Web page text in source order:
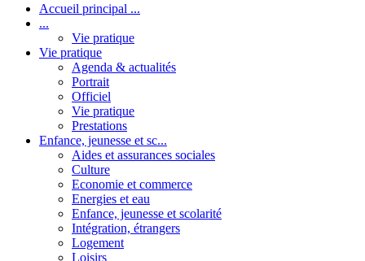
Accueil principal ...
...
Vie pratique
Vie pratique
Agenda & actualités
Portrait
Officiel
Vie pratique
Prestations
Enfance, jeunesse et sc...
Aides et assurances sociales
Culture
Economie et commerce
Energies et eau
Enfance, jeunesse et scolarité
Intégration, étrangers
Logement
Loisirs